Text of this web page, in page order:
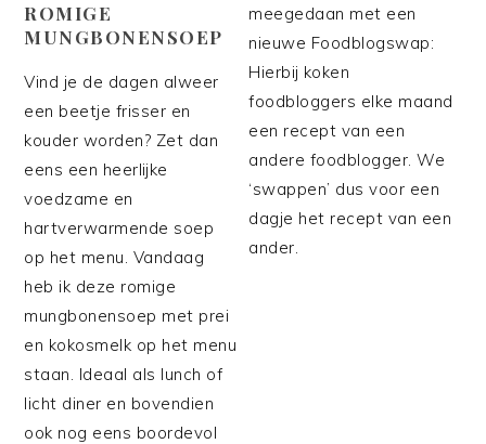
ROMIGE
MUNGBONENSOEP
Vind je de dagen alweer
een beetje frisser en
kouder worden? Zet dan
eens een heerlijke
voedzame en
hartverwarmende soep
op het menu. Vandaag
heb ik deze romige
mungbonensoep met prei
en kokosmelk op het menu
staan. Ideaal als lunch of
licht diner en bovendien
ook nog eens boordevol
meegedaan met een
nieuwe Foodblogswap:
Hierbij koken
foodbloggers elke maand
een recept van een
andere foodblogger. We
‘swappen’ dus voor een
dagje het recept van een
ander.